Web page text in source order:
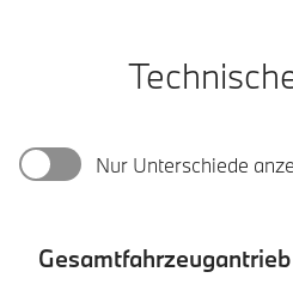
Nur Unterschiede
Gesamtfahrzeugantrieb